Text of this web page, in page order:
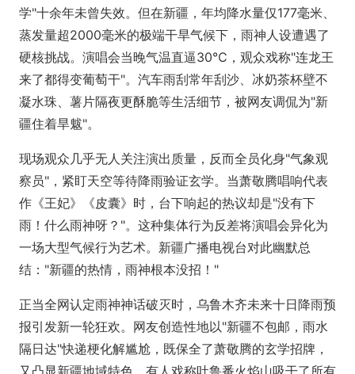
学"十余年未曾失效。但在新疆，年均降水量仅177毫米、
蒸发量超2000毫米的极端干旱气候下，雨神人设遭遇了
硬核挑战。演唱会当晚气温直逼30℃，观众戏称"连龙王
来了都得变葡萄干"。汽车雨刮常年刮沙、冰奶茶杯壁不
凝水珠、薯片隔夜更酥脆等生活细节，被网友调侃为"新
疆住着旱魃"。
现场观众几乎无人关注演出质量，反而全员化身"气象观
察员"，紧盯天空等待降雨验证玄学。当萧敬腾唱响代表
作《王妃》《皮囊》时，台下响起的热议却是"没有下
雨！什么雨神呀？"。这种集体行为反差将演唱会异化为
一场大型气候行为艺术。新疆广播电视台对此幽默总
结："新疆的热情，雨神根本没招！"
正当全网认定雨神神话破灭时，乌鲁木齐未来十日降雨预
报引发新一轮狂欢。网友创造性地以"新疆不包邮，雨水
隔日达"快递梗化解尴尬，既保全了萧敬腾的玄学招牌，